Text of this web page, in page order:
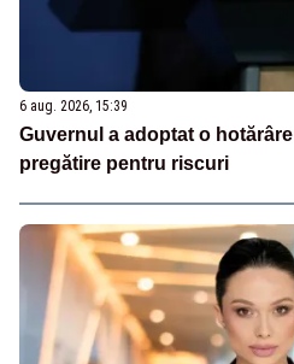
6 aug. 2026, 15:39
Guvernul a adoptat o
pregătire pentru riscuri